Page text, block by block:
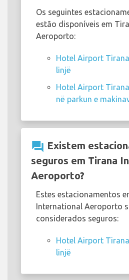
Os seguintes
estão disponíveis em
Aeroporto:
Hotel Airport
linjë
Hotel Airport
në parkun e
question_answer Existem
seguros em Tirana
Aeroporto?
Estes estacionamentos
International Aeroporto
considerados seguros:
Hotel Airport
linjë